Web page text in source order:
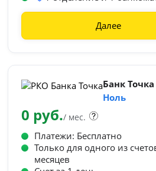
Далее
Банк Точка
Ноль
0 руб./ мес.
Платежи: Бесплатно
Только для одного из
месяцев